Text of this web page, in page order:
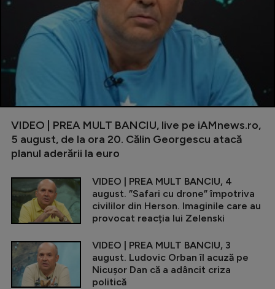
VIDEO | PREA MULT BANCIU, live pe iAMnews.ro,
5 august, de la ora 20. Călin Georgescu atacă
planul aderării la euro
VIDEO | PREA MULT BANCIU, 4
august. ”Safari cu drone” împotriva
civililor din Herson. Imaginile care au
provocat reacția lui Zelenski
VIDEO | PREA MULT BANCIU, 3
august. Ludovic Orban îl acuză pe
Nicușor Dan că a adâncit criza
politică